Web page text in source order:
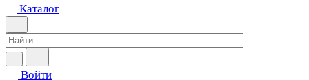
Каталог
Войти